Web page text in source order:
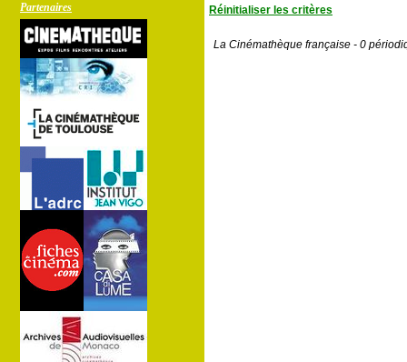
Partenaires
Réinitialiser les critères
La Cinémathèque française - 0